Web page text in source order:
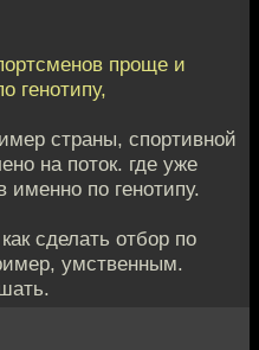
проще и
генотипу,
страны, спортивной
на поток. где уже
именно по генотипу.
сделать отбор по
умственным.